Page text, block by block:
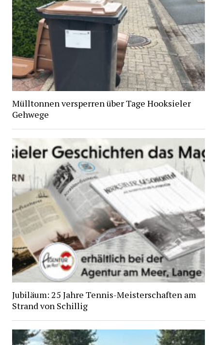
Mülltonnen versperren über Tage Hooksieler
Gehwege
Jubiläum: 25 Jahre Tennis-Meisterschaften am
Strand von Schillig